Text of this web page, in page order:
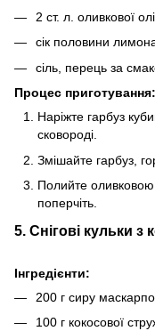
2 ст. л. оливкової
сік половини
сіль, перець за
Процес приготування:
Наріжте гарбуз
сковороді.
Змішайте гарбуз,
Полийте оливковою
поперчіть.
5. Снігові кульки
Інгредієнти:
200 г сиру
100 г кокосової